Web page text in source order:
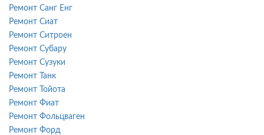
Ремонт Санг Енг
Ремонт Сиат
Ремонт Ситроен
Ремонт Субару
Ремонт Сузуки
Ремонт Танк
Ремонт Тойота
Ремонт Фиат
Ремонт Фольцваген
Ремонт Форд